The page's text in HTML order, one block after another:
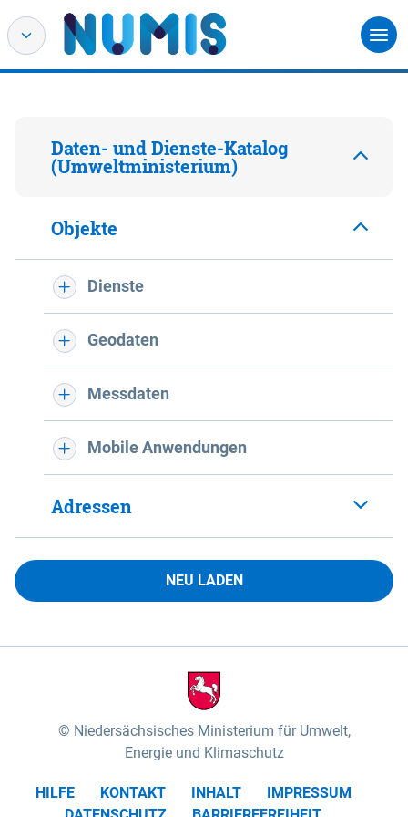
Daten- und Dienste-Katalog
(Umweltministerium)
Objekte
Dienste
Geodaten
Messdaten
Mobile Anwendungen
Adressen
NEU LADEN
Niedersächsisches Ministerium für Umwelt,
Energie und Klimaschutz
HILFE KONTAKT INHALT
IMPRESSUM